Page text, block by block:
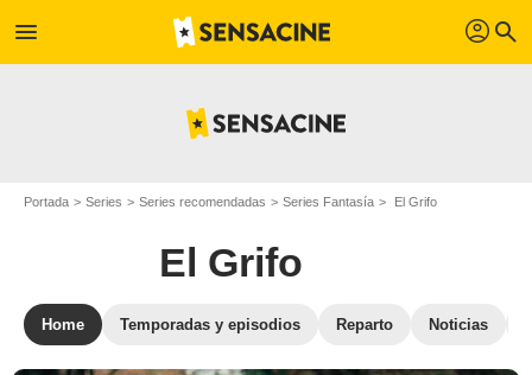
menu profil search
Portada Series Series recomendadas Series Fantasía El Grifo
El Grifo
Home Temporadas y episodios Reparto Noticias